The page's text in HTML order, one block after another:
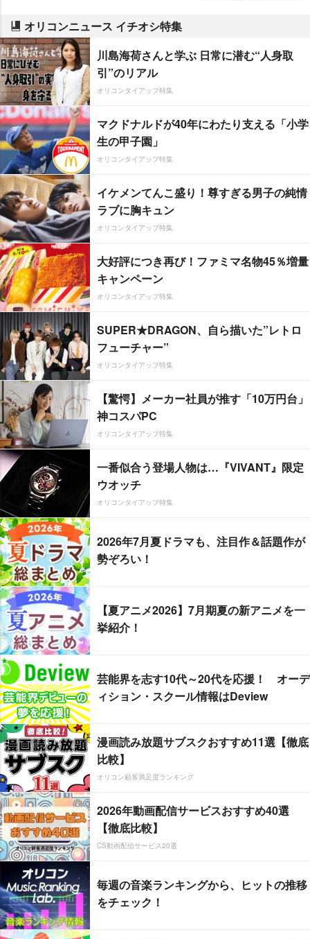
オリコンニュース イチオシ特集
川島海荷さんと学ぶ 日常に潜む“人身取
引”のリアル
オリコンタイアップ特集
マクドナルドが40年にわたり支える「小学
生の甲子園」
オリコンタイアップ特集
イケメンてんこ盛り！尊すぎる男子の純情
ラブに胸キュン
オリコンタイアップ特集
大好評につき再び！ファミマ名物45％増量
キャンペーン
オリコンタイアップ特集
SUPER★DRAGON、自ら描いた”レトロ
フューチャー”
オリコンタイアップ特集
【驚愕】メーカー社員が推す「10万円台」
神コスパPC
オリコンタイアップ特集
一番似合う登場人物は…『VIVANT』限定
ウオッチ
オリコンタイアップ特集
2026年7月夏ドラマも、注目作＆話題作が
勢ぞろい！
【夏アニメ2026】7月期夏の新アニメを一
挙紹介！
芸能界を志す10代～20代を応援！ オーデ
ィション・スクール情報はDeview
漫画読み放題サブスクおすすめ11選【徹底
比較】
オリコン顧客満足度ランキング
2026年動画配信サービスおすすめ40選
【徹底比較】
CS動画配信サービス20選
毎週の音楽ランキングから、ヒットの推移
をチェック！